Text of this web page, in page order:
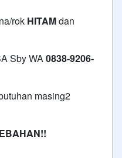
rok HITAMdan
Sby WA0838-9206-
masing2